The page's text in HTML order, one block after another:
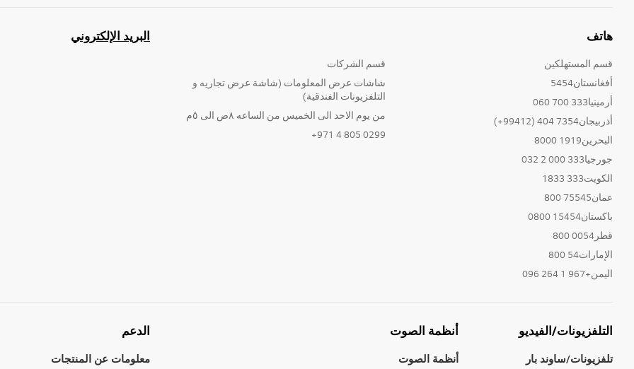
هاتف
قسم المستهلكين
أفغانستان5454
أرمينيا333 700 060
أذربيجان7354 404 (99412+)
البحرين1919 8000
جورجيا333 000 2 032
الكويت333 1833
عمان75545 800
باكستان15454 0800
قطر0054 800
الإمارات54 800
اليمن+967 1 264 096
قسم الشركات
شاشات عرض المعلومات (شاشة عرض تجاريه و
التلفزيونات الفندقية)
من يوم الاحد الى الخميس من الساعه ٨ص الى ٥م
0299 805 4 971+
البريد الإلكتروني
التلفزيونات/الفيديو
تلفزيونات/ساوند بار
أنظمة الصوت
أنظمة الصوت
الدعم
معلومات عن المنتجات